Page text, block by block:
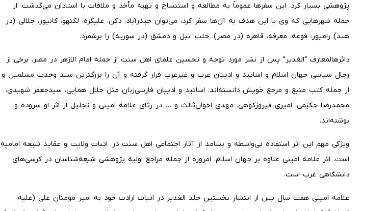
پژوهشی بسیار کرد. این سفرها عموماً به مطالعه و استنساخ و تهیه مأخذ و ملاقات با استادان می‌گذشت. از
جمله شهرهایی که وی با این هدف به آن‌ها سفر کرد، می‌توان حیدرآباد، دکن، علیگره، لکنهو، کانپور، جلالی (در
هند) رامپور، فوعه، معرفه، قاهره (در مصر)، حلب، نبل و دمشق (در سوریه) را برشمرد.
دائرهالمعارف “الغدیر” پس از نشر مورد توجه و تحسین علمای اهل سنت از جمله امام الازهر در مصر، برخی از
رجال سیاسی جهان اسلام و اساتید و ادیبان عرب و غیرعرب قرار گرفته و آن را بزرگترین سند وحدت مسلمین و
از جمله کتب منبع و مرجع خویش دانسته‌اند. اساتید و ادیبان فارسی‌زبان مثل جلال همایی، سیدجعفر شهیدی،
محمدرضا حکیمی، امیری فیروزکوهی، مهدی اخوان‌ثالث و … در رثای علامه امینی و تجلیل از اثر او سروده و
نوشته‌اند.
ویژگی مهم این اثر استفاده بی‌واسطه و بسامد از آثار اجتماعی اهل سنت در اثبات ولایت و عقاید شیعه امامیه
است. اثر علامه امینی علاوه بر جهان اسلام، امروزه از جمله مراجع اولیه پژوهشی شیعه‌شناسان در کرسی‌های
دانشگاهی غرب است.
علامه امینی هفت سال پس از انتشار نخستین جلد الغدیر در اثبات ارادت خود به امیر مومنان علی (علیه